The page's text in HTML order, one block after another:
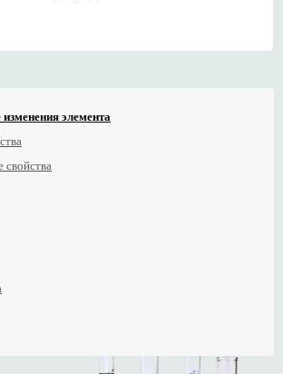
элемента
свойства